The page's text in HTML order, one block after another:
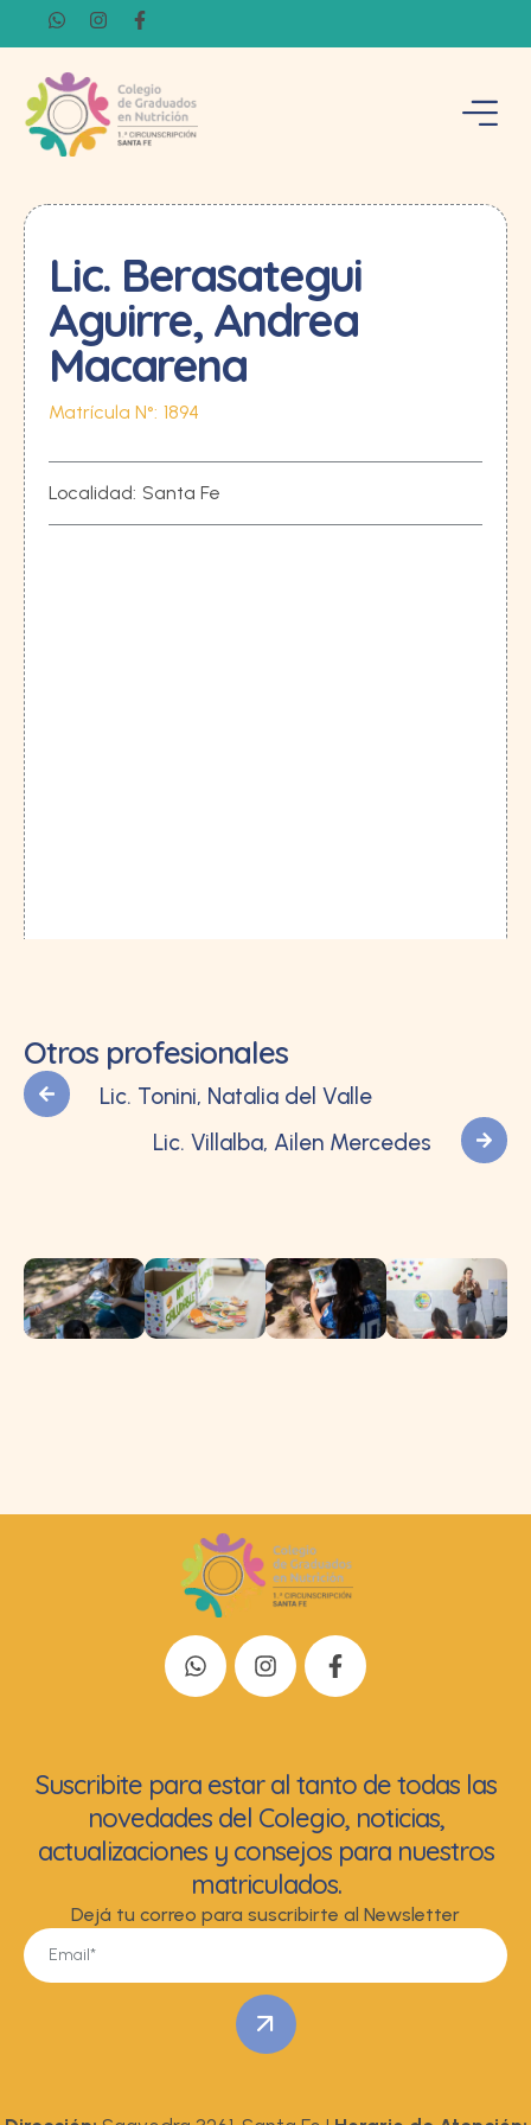
Lic. Berasategui
Aguirre, Andrea
Macarena
Matrícula N°: 1894
Localidad: Santa Fe
Otros profesionales
Lic. Tonini, Natalia del Valle
Lic. Villalba, Ailen Mercedes
Suscribite para estar al tanto de todas las
novedades del Colegio, noticias,
actualizaciones y consejos para nuestros
matriculados.
Dejá tu correo para suscribirte al Newsletter